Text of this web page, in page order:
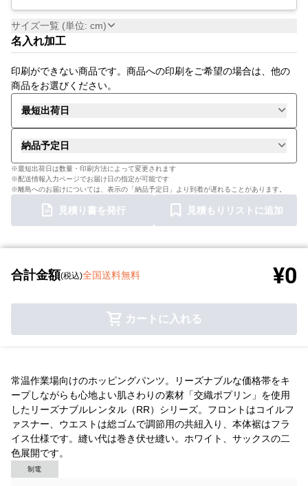
サイズ一覧 (単位: cm)
名入れ加工
印刷ができない商品です。商品への印刷をご希望の場合は、他の
商品をお選びください。
最短出荷日
納品予定日
※最短出荷日は数量・印刷方法によって変更されます
※配送情報入力ページでお届け日の指定が可能です
※離島へのお届けについては、表示の「納品予定日」より到着が遅れることがあります。
見積り書を発行 見積もりリストに追加
合計金額(税込)全国送料無料 ¥0
カートに入れる
常温作業場向けのホッピングパンツ。リーズナブルな価格帯をキ
ープしながらも心地よい肌さわりの素材「交織ポプリン」を使用
したリーズナブルレンタル（RR）シリーズ。フロントはコイルフ
ァスナー、ウエストは総ゴムで調節用の共紐入り、本体裾はフラ
イス仕様です。縫い代は巻き伏せ縫い。ホワイト、サックスの二
色展開です。
制電